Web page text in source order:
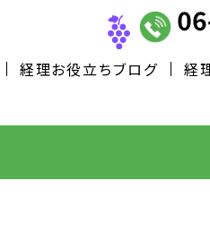
経理お役立ちブログ 経